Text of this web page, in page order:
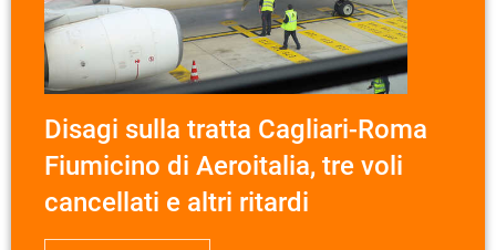
Disagi sulla tratta Cagliari-Roma
Fiumicino di Aeroitalia, tre voli
cancellati e altri ritardi